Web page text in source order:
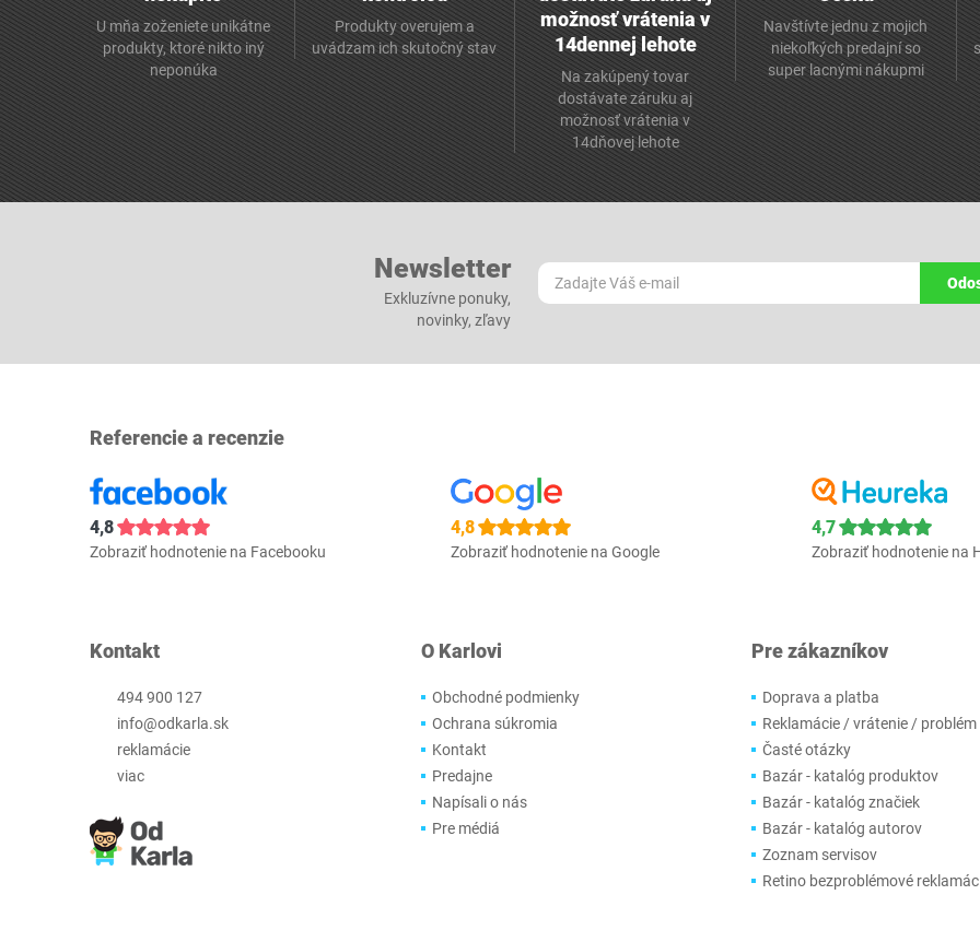
U mňa zoženiete unikátne
produkty, ktoré nikto iný
neponúka
Produkty overujem a
uvádzam ich skutočný stav
možnosť vrátenia v
14dennej lehote
Na zakúpený tovar
dostávate záruku aj
možnosť vrátenia v
14dňovej lehote
Navštívte jednu z mojich
niekoľkých predajní so
super lacnými nákupmi
Newsletter
Exkluzívne ponuky,
novinky, zľavy
Referencie a recenzie
4,8
Zobraziť hodnotenie na Facebooku
4,8
Zobraziť hodnotenie na Google
4,7
Zobraziť hodnotenie na
Kontakt
494 900 127
info@odkarla.sk
reklamácie
viac
O Karlovi
Obchodné podmienky
Ochrana súkromia
Kontakt
Predajne
Napísali o nás
Pre médiá
Pre zákazníkov
Doprava a platba
Reklamácie / vrátenie / problém
Časté otázky
Bazár - katalóg produktov
Bazár - katalóg značiek
Bazár - katalóg autorov
Zoznam servisov
Retino bezproblémové